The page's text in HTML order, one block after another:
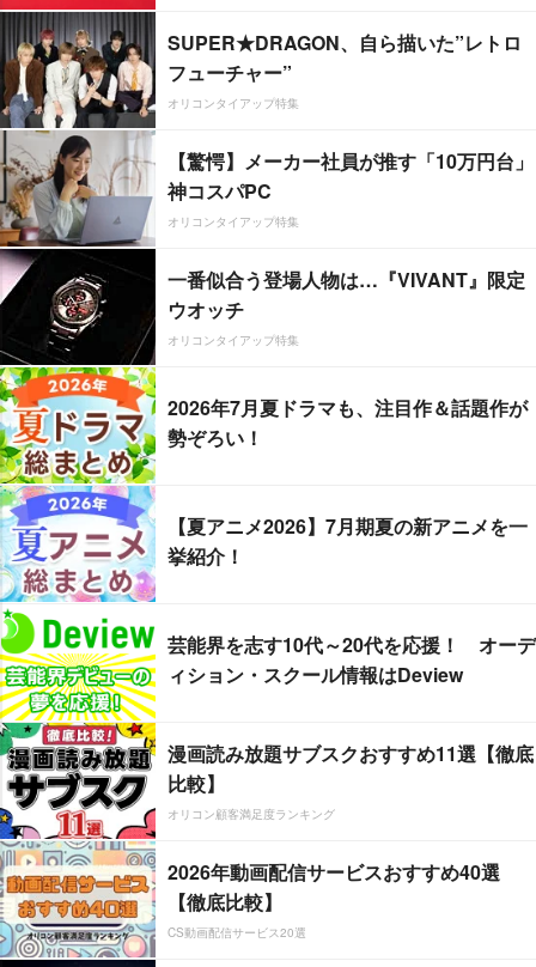
SUPER★DRAGON、自ら描いた”レトロ
フューチャー”
オリコンタイアップ特集
【驚愕】メーカー社員が推す「10万円台」
神コスパPC
オリコンタイアップ特集
一番似合う登場人物は…『VIVANT』限定
ウオッチ
オリコンタイアップ特集
2026年7月夏ドラマも、注目作＆話題作が
勢ぞろい！
【夏アニメ2026】7月期夏の新アニメを一
挙紹介！
芸能界を志す10代～20代を応援！ オーデ
ィション・スクール情報はDeview
漫画読み放題サブスクおすすめ11選【徹底
比較】
オリコン顧客満足度ランキング
2026年動画配信サービスおすすめ40選
【徹底比較】
CS動画配信サービス20選